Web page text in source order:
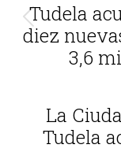
Tudela
diez
3,6
La
Tudela